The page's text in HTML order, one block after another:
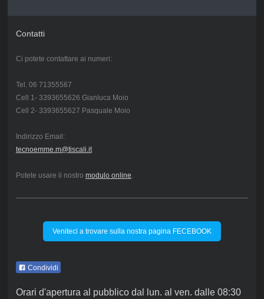
Contatti
Ci potete contattare ai numeri:
Tel. 06 71355567
Cell 1- 3393655626 Gianluca Moio
Cell 2- 3393655627 Pasquale Moio
Indirizzo Email:
tecnoemme.m@tiscali.it
Potete usare il nostro modulo online.
Veniteci a trovare sulla nostra pagina FECEBOOK
Condividi
Orari d'apertura al pubblico dal lun. al ven. dalle 08:30